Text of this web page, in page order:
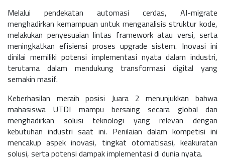
Melalui pendekatan automasi cerdas, AI-migrate
menghadirkan kemampuan untuk menganalisis struktur kode,
melakukan penyesuaian lintas framework atau versi, serta
meningkatkan efisiensi proses upgrade sistem. Inovasi ini
dinilai memiliki potensi implementasi nyata dalam industri,
terutama dalam mendukung transformasi digital yang
semakin masif.
Keberhasilan meraih posisi Juara 2 menunjukkan bahwa
mahasiswa UTDI mampu bersaing secara global dan
menghadirkan solusi teknologi yang relevan dengan
kebutuhan industri saat ini. Penilaian dalam kompetisi ini
mencakup aspek inovasi, tingkat otomatisasi, keakuratan
solusi, serta potensi dampak implementasi di dunia nyata.